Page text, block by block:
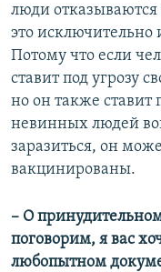
люди
это
Потому что если
ставит под угрозу
но он также ставит
невинных людей
заразиться, он
вакцинированы.
– О
поговорим, я вас
любопытном